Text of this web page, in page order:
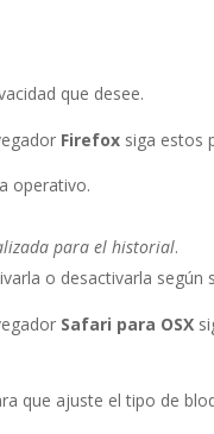
que desee.
Firefox siga estos
operativo.
para el historial.
o desactivarla según
Safari para OSX
que ajuste el tipo de